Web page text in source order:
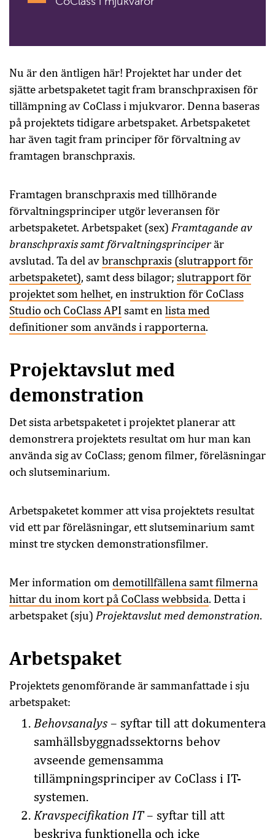
Nu är den äntligen här! Projektet har under det
sjätte arbetspaketet tagit fram branschpraxisen för
tillämpning av CoClass i mjukvaror. Denna baseras
på projektets tidigare arbetspaket. Arbetspaketet
har även tagit fram principer för förvaltning av
framtagen branschpraxis.
Framtagen branschpraxis med tillhörande
förvaltningsprinciper utgör leveransen för
arbetspaketet. Arbetspaket (sex) Framtagande av
branschpraxis samt förvaltningsprinciperär
avslutad. Ta del avbranschpraxis (slutrapport för
arbetspaketet), samt dess bilagor; slutrapport för
projektet som helhet, en instruktion för CoClass
Studio och CoClass API samt en lista med
definitioner som används i rapporterna.
Projektavslut med
demonstration
Det sista arbetspaketet i projektet planerar att
demonstrera projektets resultat om hur man kan
använda sig av CoClass; genom filmer, föreläsningar
och slutseminarium.
Arbetspaketet kommer att visa projektets resultat
vid ett par föreläsningar, ett slutseminarium samt
minst tre stycken demonstrationsfilmer.
Mer information om demotillfällena samt filmerna
hittar du inom kort på CoClass webbsida. Detta i
arbetspaket (sju) Projektavslut med demonstration.
Arbetspaket
Projektets genomförande är sammanfattade i sju
arbetspaket:
Behovsanalys – syftar till att dokumentera
samhällsbyggnadssektorns behov
avseende gemensamma
tillämpningsprinciper av CoClass i IT-
systemen.
Kravspecifikation IT – syftar till att
beskriva funktionella och icke